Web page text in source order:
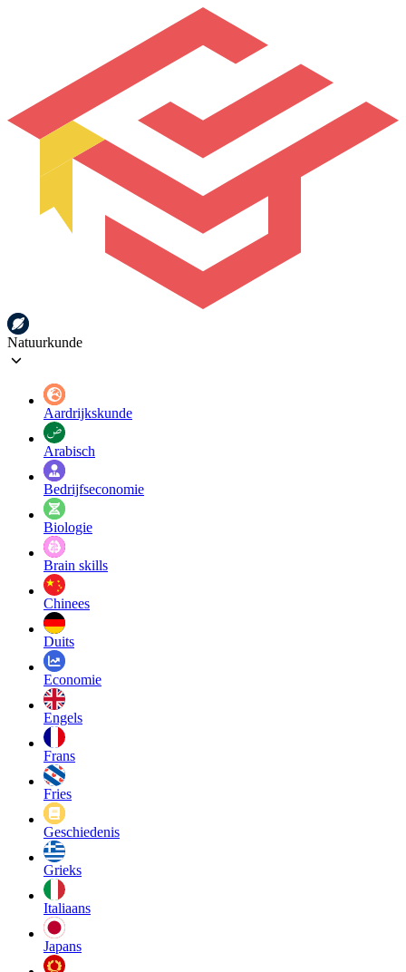
Natuurkunde
Aardrijkskunde
Arabisch
Bedrijfseconomie
Biologie
Brain skills
Chinees
Duits
Economie
Engels
Frans
Fries
Geschiedenis
Grieks
Italiaans
Japans